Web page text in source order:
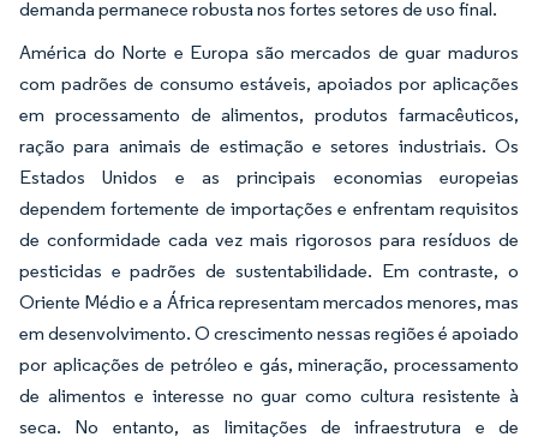
demanda permanece robusta nos fortes setores de uso final.
América do Norte e Europa são mercados de guar maduros
com padrões de consumo estáveis, apoiados por aplicações
em processamento de alimentos, produtos farmacêuticos,
ração para animais de estimação e setores industriais. Os
Estados Unidos e as principais economias europeias
dependem fortemente de importações e enfrentam requisitos
de conformidade cada vez mais rigorosos para resíduos de
pesticidas e padrões de sustentabilidade. Em contraste, o
Oriente Médio e a África representam mercados menores, mas
em desenvolvimento. O crescimento nessas regiões é apoiado
por aplicações de petróleo e gás, mineração, processamento
de alimentos e interesse no guar como cultura resistente à
seca. No entanto, as limitações de infraestrutura e de